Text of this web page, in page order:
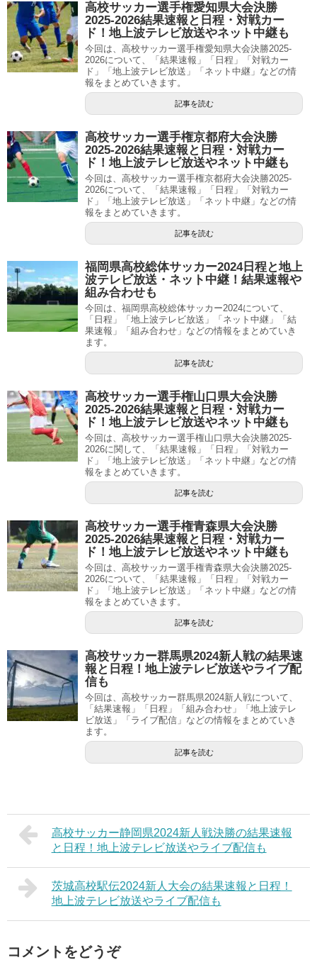
高校サッカー選手権愛知県大会決勝
2025-2026結果速報と日程・対戦カー
ド！地上波テレビ放送やネット中継も
今回は、高校サッカー選手権愛知県大会決勝2025-
2026について、「結果速報」「日程」「対戦カー
ド」「地上波テレビ放送」「ネット中継」などの情
報をまとめていきます。
記事を読む
高校サッカー選手権京都府大会決勝
2025-2026結果速報と日程・対戦カー
ド！地上波テレビ放送やネット中継も
今回は、高校サッカー選手権京都府大会決勝2025-
2026について、「結果速報」「日程」「対戦カー
ド」「地上波テレビ放送」「ネット中継」などの情
報をまとめていきます。
記事を読む
福岡県高校総体サッカー2024日程と地上
波テレビ放送・ネット中継！結果速報や
組み合わせも
今回は、福岡県高校総体サッカー2024について、
「日程」「地上波テレビ放送」「ネット中継」「結
果速報」「組み合わせ」などの情報をまとめていき
ます。
記事を読む
高校サッカー選手権山口県大会決勝
2025-2026結果速報と日程・対戦カー
ド！地上波テレビ放送やネット中継も
今回は、高校サッカー選手権山口県大会決勝2025-
2026に関して、「結果速報」「日程」「対戦カー
ド」「地上波テレビ放送」「ネット中継」などの情
報をまとめていきます。
記事を読む
高校サッカー選手権青森県大会決勝
2025-2026結果速報と日程・対戦カー
ド！地上波テレビ放送やネット中継も
今回は、高校サッカー選手権青森県大会決勝2025-
2026について、「結果速報」「日程」「対戦カー
ド」「地上波テレビ放送」「ネット中継」などの情
報をまとめていきます。
記事を読む
高校サッカー群馬県2024新人戦の結果速
報と日程！地上波テレビ放送やライブ配
信も
今回は、高校サッカー群馬県2024新人戦について、
「結果速報」「日程」「組み合わせ」「地上波テレ
ビ放送」「ライブ配信」などの情報をまとめていき
ます。
記事を読む
高校サッカー静岡県2024新人戦決勝の結果速報
と日程！地上波テレビ放送やライブ配信も
茨城高校駅伝2024新人大会の結果速報と日程！
地上波テレビ放送やライブ配信も
コメントをどうぞ